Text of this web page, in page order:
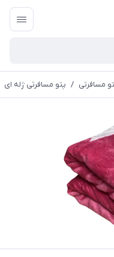
مسافرتی / پتو مسافرتی ژله ای